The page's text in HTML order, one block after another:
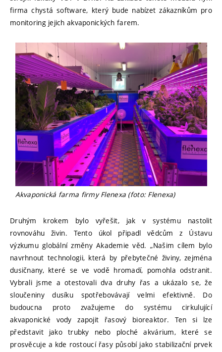
firma chystá software, který bude nabízet zákazníkům pro
monitoring jejich akvaponických farem.
Akvaponická farma firmy Flenexa (foto: Flenexa)
Druhým krokem bylo vyřešit, jak v systému nastolit
rovnováhu živin. Tento úkol připadl vědcům z Ústavu
výzkumu globální změny Akademie věd. „Našim cílem bylo
navrhnout technologii, která by přebytečné živiny, zejména
dusičnany, které se ve vodě hromadí, pomohla odstranit.
Vybrali jsme a otestovali dva druhy řas a ukázalo se, že
sloučeniny dusíku spotřebovávají velmi efektivně. Do
budoucna proto zvažujeme do systému cirkulující
akvaponické vody zapojit řasový bioreaktor. Ten si lze
představit jako trubky nebo ploché akvárium, které se
prosvěcuje a kde rostoucí řasy působí jako stabilizační prvek